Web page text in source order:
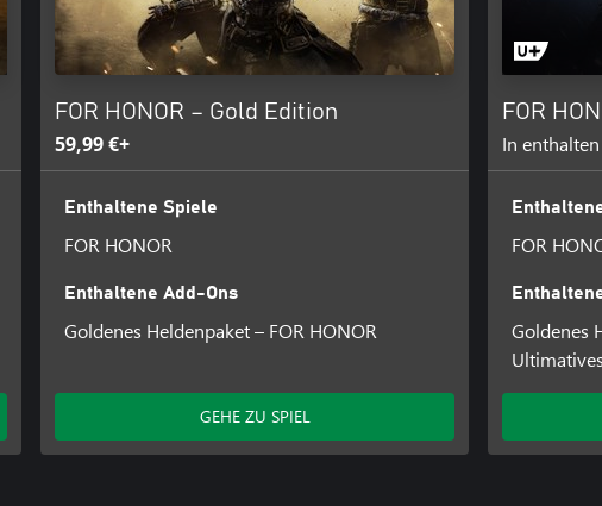
FOR HONOR – Gold Edition
59,99 €+
Enthaltene Spiele
FOR HONOR
Enthaltene Add-Ons
Goldenes Heldenpaket – FOR HONOR
GEHE ZU SPIEL
FOR
In enthalten
FOR
Goldenes